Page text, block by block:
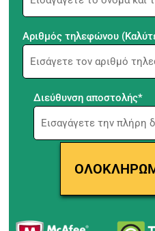
Αριθμός τηλεφώνου
Διεύθυνση αποστολής*